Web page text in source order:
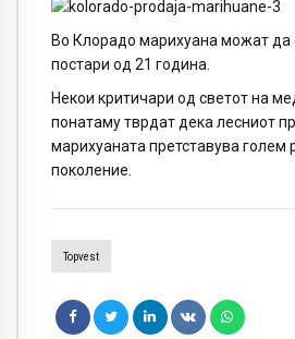
Во Клорадо марихуана можат да
постари од 21 година.
Некои критичари од светот на
понатаму тврдат дека лесниот
марихуаната претставува голем
поколение.
Topvest